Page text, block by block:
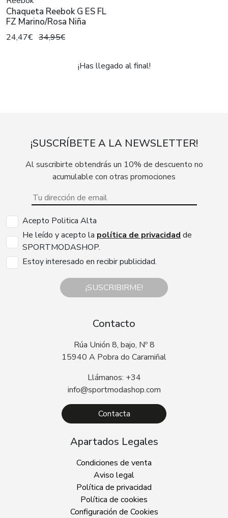
Chaqueta Reebok G ES FL
FZ Marino/Rosa Niña
24,47€ 34,95€
¡Has llegado al final!
¡SUSCRÍBETE A LA NEWSLETTER!
Al suscribirte obtendrás un 10% de descuento no
acumulable con otras promociones
Acepto Politica Alta
He leído y acepto la política de privacidad de
SPORTMODASHOP.
Estoy interesado en recibir publicidad.
¡SUSCRIBIRME!
Contacto
Rúa Unión 8, bajo, Nº 8
15940 A Pobra do Caramiñal
Llámanos: +34
info@sportmodashop.com
Contacta
Apartados Legales
Condiciones de venta
Aviso legal
Política de privacidad
Política de cookies
Configuración de Cookies